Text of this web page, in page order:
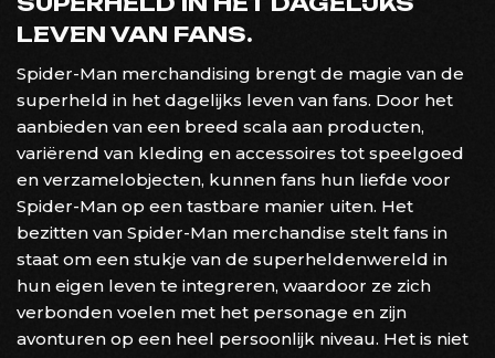
LEVEN VAN FANS.
Spider-Man merchandising brengt de magie van de
superheld in het dagelijks leven van fans. Door het
aanbieden van een breed scala aan producten,
variërend van kleding en accessoires tot speelgoed
en verzamelobjecten, kunnen fans hun liefde voor
Spider-Man op een tastbare manier uiten. Het
bezitten van Spider-Man merchandise stelt fans in
staat om een stukje van de superheldenwereld in
hun eigen leven te integreren, waardoor ze zich
verbonden voelen met het personage en zijn
avonturen op een heel persoonlijk niveau. Het is niet